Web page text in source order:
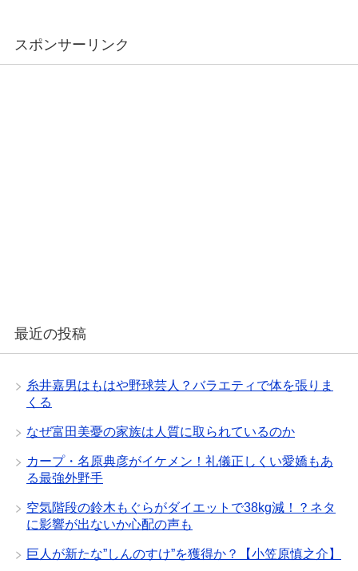
スポンサーリンク
最近の投稿
糸井嘉男はもはや野球芸人？バラエティで体を張りま
くる
なぜ富田美憂の家族は人質に取られているのか
カープ・名原典彦がイケメン！礼儀正しくい愛嬌もあ
る最強外野手
空気階段の鈴木もぐらがダイエットで38kg減！？ネタ
に影響が出ないか心配の声も
巨人が新たな”しんのすけ”を獲得か？【小笠原慎之介】